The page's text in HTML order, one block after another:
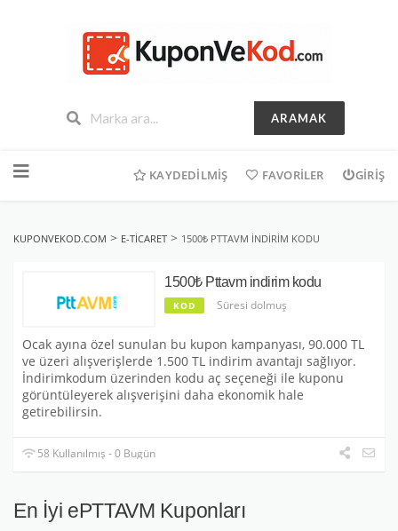
ARAMAK
geç
KAYDEDILMIŞ FAVORILER GIRIŞ
KUPONVEKOD.COM > E-TICARET > 1500₺ PTTAVM INDIRIM KODU
1500₺ Pttavm indirim kodu
KOD Süresi dolmuş
Ocak ayına özel sunulan bu kupon kampanyası, 90.000 TL
ve üzeri alışverişlerde 1.500 TL indirim avantajı sağlıyor.
İndirimkodum üzerinden kodu aç seçeneği ile kuponu
görüntüleyerek alışverişini daha ekonomik hale
getirebilirsin.
58 Kullanılmış - 0 Bugün
En İyi ePTTAVM Kuponları